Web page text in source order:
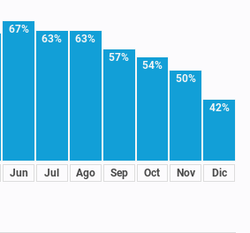
67%
Jun
63%
Jul
63%
Ago
57%
Sep
54%
Oct
50%
Nov
42%
Dic